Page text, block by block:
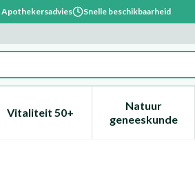
Apothekersadvies Snelle beschikbaarheid
categorie
en vitamines categorie
voor Zwangerschap en kinderen
Vitaliteit 50+Toon submenu voor Vitaliteit
Natuur
geneeskunde
Toon